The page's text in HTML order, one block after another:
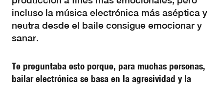
incluso la música electrónica más aséptica y
neutra desde el baile consigue emocionar y
sanar.
Te preguntaba esto porque, para muchas personas,
bailar electrónica se basa en la agresividad y la